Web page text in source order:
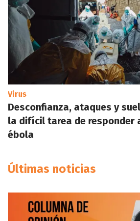
Virus
Desconfianza, ataques y
la difícil tarea de responder
ébola
Últimas noticias